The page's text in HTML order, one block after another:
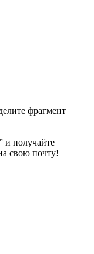
фрагмент
и получайте
свою почту!